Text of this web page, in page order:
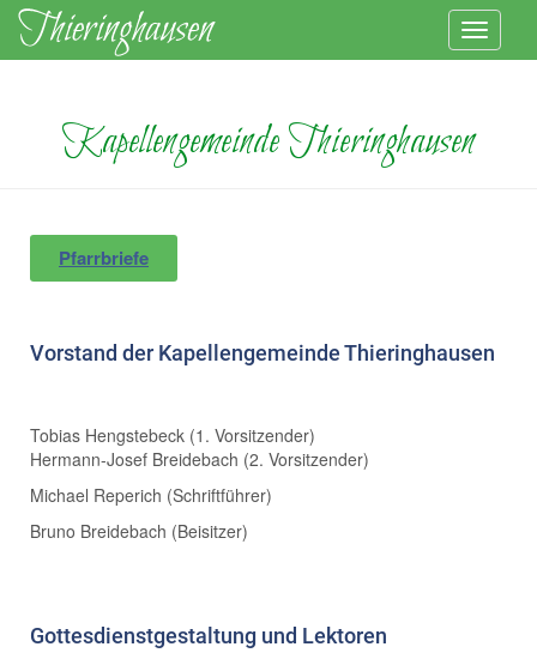
Kapellengemeinde Thieringhausen
Pfarrbriefe
Vorstand der Kapellengemeinde Thieringhausen
Tobias Hengstebeck (1. Vorsitzender)
Hermann-Josef Breidebach (2. Vorsitzender)
Michael Reperich (Schriftführer)
Bruno Breidebach (Beisitzer)
Gottesdienstgestaltung und Lektoren